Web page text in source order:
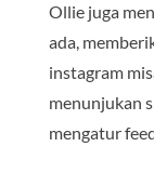
Ollie juga
ada,
instagram
menunjukan
mengatur